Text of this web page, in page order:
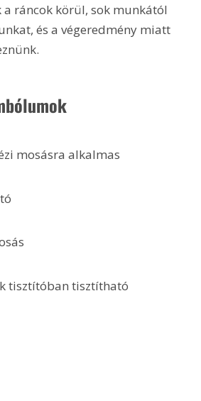
ráncok körül, sok munkától
és a végeredmény miatt
mosásra alkalmas
tisztítóban tisztítható